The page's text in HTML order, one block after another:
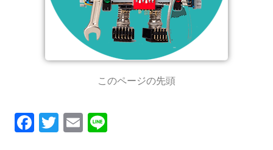
このページの先頭
F
T
E